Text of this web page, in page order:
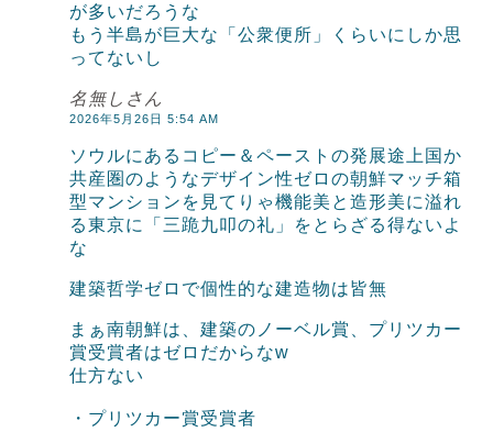
が多いだろうな
もう半島が巨大な「公衆便所」くらいにしか思
ってないし
名無しさん
2026年5月26日 5:54 AM
ソウルにあるコピー＆ペーストの発展途上国か
共産圏のようなデザイン性ゼロの朝鮮マッチ箱
型マンションを見てりゃ機能美と造形美に溢れ
る東京に「三跪九叩の礼」をとらざる得ないよ
な
建築哲学ゼロで個性的な建造物は皆無
まぁ南朝鮮は、建築のノーベル賞、プリツカー
賞受賞者はゼロだからなw
仕方ない
・プリツカー賞受賞者